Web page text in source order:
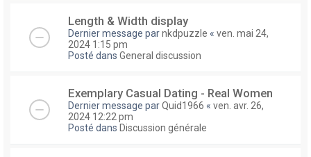
Length & Width display
Dernier message parnkdpuzzle « ven. mai 24,
2024 1:15 pm
Posté dans General discussion
Exemplary Сasual Dating - Real Women
Dernier message parQuid1966 « ven. avr. 26,
2024 12:22 pm
Posté dans Discussion générale